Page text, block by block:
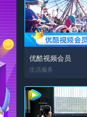
优酷视频会员
生活服务